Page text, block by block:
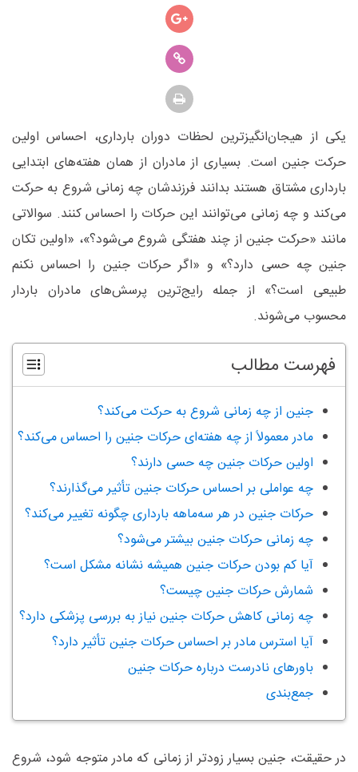
یکی از هیجان‌انگیزترین لحظات دوران بارداری، احساس اولین
حرکت جنین است. بسیاری از مادران از همان هفته‌های ابتدایی
بارداری مشتاق هستند بدانند فرزندشان چه زمانی شروع به حرکت
می‌کند و چه زمانی می‌توانند این حرکات را احساس کنند. سوالاتی
مانند «حرکت جنین از چند هفتگی شروع می‌شود؟»، «اولین تکان
جنین چه حسی دارد؟» و «اگر حرکات جنین را احساس نکنم
طبیعی است؟» از جمله رایج‌ترین پرسش‌های مادران باردار
محسوب می‌شوند.
فهرست مطالب
جنین از چه زمانی شروع به حرکت می‌کند؟
مادر معمولاً از چه هفته‌ای حرکات جنین را احساس می‌کند؟
اولین حرکات جنین چه حسی دارند؟
چه عواملی بر احساس حرکات جنین تأثیر می‌گذارند؟
حرکات جنین در هر سه‌ماهه بارداری چگونه تغییر می‌کند؟
چه زمانی حرکات جنین بیشتر می‌شود؟
آیا کم بودن حرکات جنین همیشه نشانه مشکل است؟
شمارش حرکات جنین چیست؟
چه زمانی کاهش حرکات جنین نیاز به بررسی پزشکی دارد؟
آیا استرس مادر بر احساس حرکات جنین تأثیر دارد؟
باورهای نادرست درباره حرکات جنین
جمع‌بندی
در حقیقت، جنین بسیار زودتر از زمانی که مادر متوجه شود، شروع